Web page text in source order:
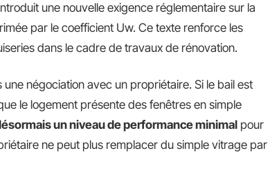
une nouvelle exigence réglementaire sur la
par le coefficient Uw. Ce texte renforce les
dans le cadre de travaux de rénovation.
négociation avec un propriétaire. Si le bail est
le logement présente des fenêtres en simple
un niveau de performance minimal pour
ne peut plus remplacer du simple vitrage par